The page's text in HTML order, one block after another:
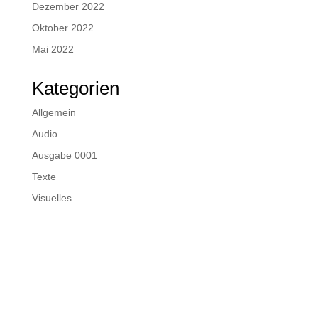
Dezember 2022
Oktober 2022
Mai 2022
Kategorien
Allgemein
Audio
Ausgabe 0001
Texte
Visuelles